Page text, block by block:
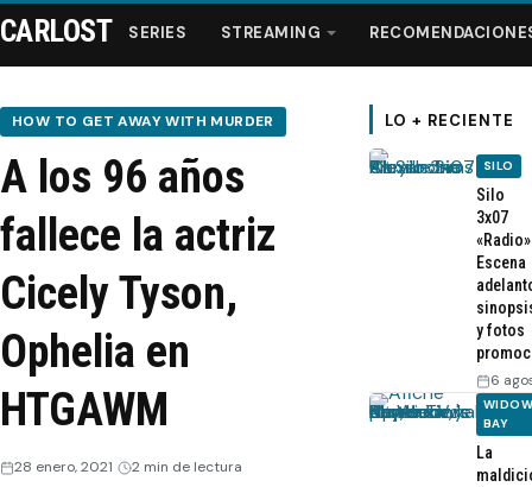
Series
Streaming
Recomendaciones
Videos
CARLOST SERIES STREAMING
HOW TO GET AWAY WITH MURDER
A los 96 años
fallece la actriz
Cicely Tyson,
Ophelia en
HTGAWM
28 enero, 2021 2 min de lectura
LO + RECIENTE
SILO
Silo
3x07
Escena
y fotos
6
BAY
La